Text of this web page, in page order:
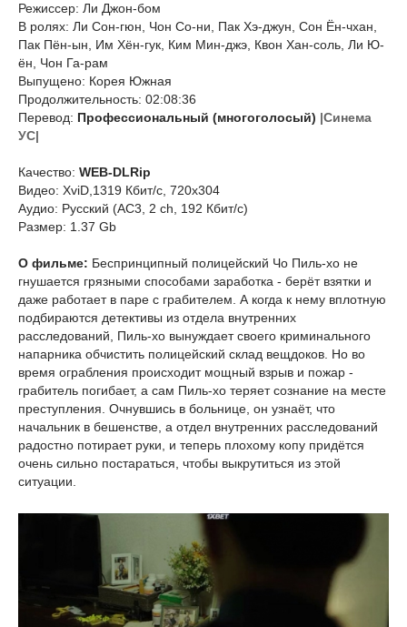
Режиссер: Ли Джон-бом
В ролях: Ли Сон-гюн, Чон Со-ни, Пак Хэ-джун, Сон Ён-чхан,
Пак Пён-ын, Им Хён-гук, Ким Мин-джэ, Квон Хан-соль, Ли Ю-
ён, Чон Га-рам
Выпущено: Корея Южная
Продолжительность: 02:08:36
Перевод: Профессиональный (многоголосый) |Синема
УС|
Качество: WEB-DLRip
Видео: XviD,1319 Кбит/с, 720x304
Аудио: Русский (AC3, 2 ch, 192 Кбит/с)
Размер: 1.37 Gb
О фильме: Беспринципный полицейский Чо Пиль-хо не
гнушается грязными способами заработка - берёт взятки и
даже работает в паре с грабителем. А когда к нему вплотную
подбираются детективы из отдела внутренних
расследований, Пиль-хо вынуждает своего криминального
напарника обчистить полицейский склад вещдоков. Но во
время ограбления происходит мощный взрыв и пожар -
грабитель погибает, а сам Пиль-хо теряет сознание на месте
преступления. Очнувшись в больнице, он узнаёт, что
начальник в бешенстве, а отдел внутренних расследований
радостно потирает руки, и теперь плохому копу придётся
очень сильно постараться, чтобы выкрутиться из этой
ситуации.